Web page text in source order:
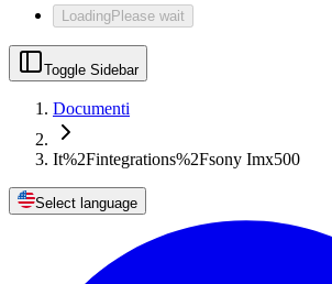
LoadingPlease wait
Toggle Sidebar
Documenti
It%2Fintegrations%2Fsony Imx500
Select language